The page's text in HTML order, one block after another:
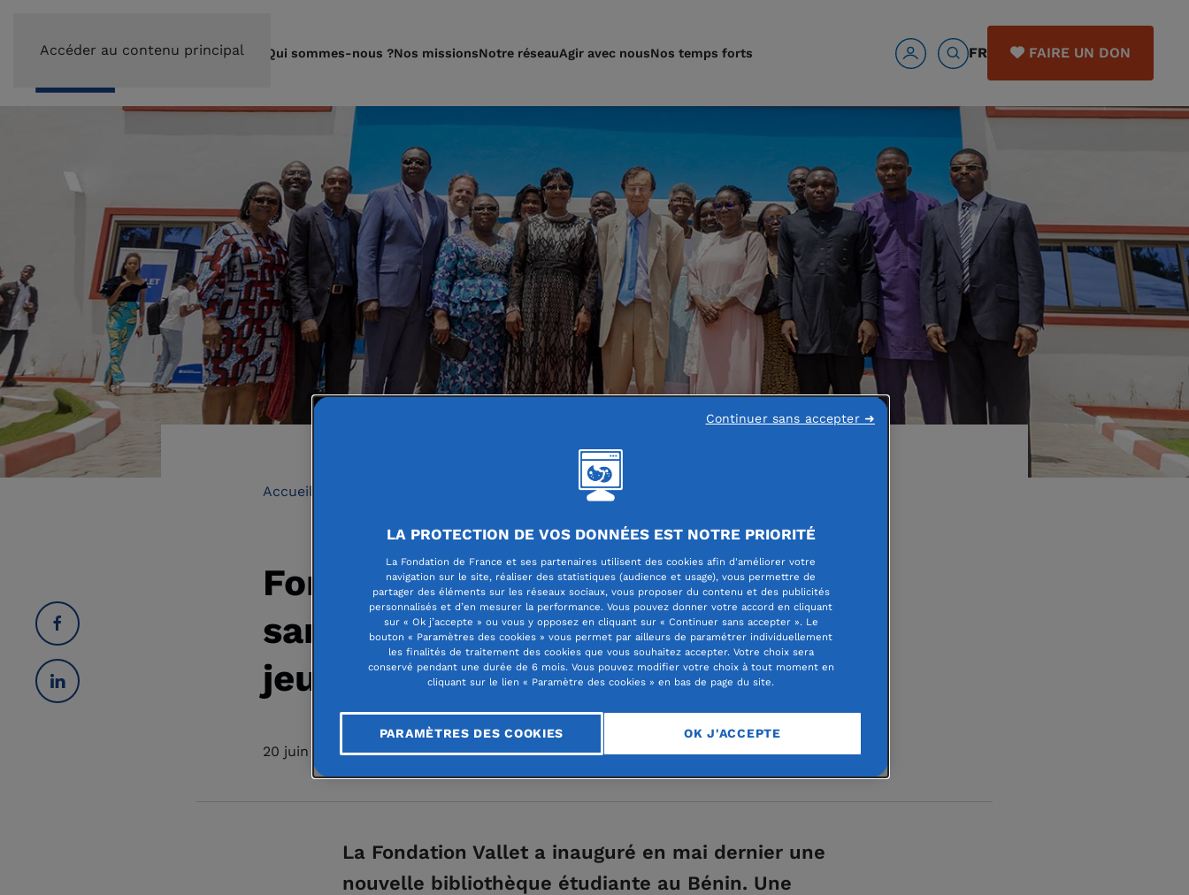
Accéder au contenu principal Qui sommes-nous ?Nos missionsNotre réseauAgir avec nousNos temps forts FR FAIRE UN DON
Accueil L'actualité des fondations abritées
Fondation Vallet : un engagement
sans faille pour la réussite des
jeunes
20 juin 2023
La Fondation Vallet a inauguré en mai dernier une
nouvelle bibliothèque étudiante au Bénin. Une
LA PROTECTION DE VOS DONNÉES EST NOTRE PRIORITÉ
La Fondation de France et ses partenaires utilisent des cookies afin d'améliorer votre
navigation sur le site, réaliser des statistiques (audience et usage), vous permettre de
partager des éléments sur les réseaux sociaux, vous proposer du contenu et des publicités
personnalisés et d’en mesurer la performance. Vous pouvez donner votre accord en cliquant
sur « Ok j’accepte » ou vous y opposez en cliquant sur « Continuer sans accepter ». Le
bouton « Paramètres des cookies » vous permet par ailleurs de paramétrer individuellement
les finalités de traitement des cookies que vous souhaitez accepter. Votre choix sera
conservé pendant une durée de 6 mois. Vous pouvez modifier votre choix à tout moment en
cliquant sur le lien « Paramètre des cookies » en bas de page du site.
PARAMÈTRES DES COOKIES OK J'ACCEPTE
Continuer sans accepter ➜